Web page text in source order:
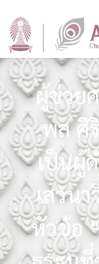
ผู้ช่วย
พล ศิ
เป็นผู้
เสวน
หัวข้อ